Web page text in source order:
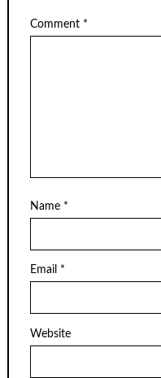
Comment *
Name *
Email *
Website